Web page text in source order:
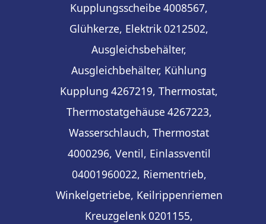
Kupplungsscheibe 4008567,
Glühkerze, Elektrik0212502,
Ausgleichsbehälter,
Ausgleichbehälter, Kühlung
Kupplung 4267219, Thermostat,
Thermostatgehäuse 4267223,
Wasserschlauch, Thermostat
4000296, Ventil, Einlassventil
04001960022, Riementrieb,
Winkelgetriebe, Keilrippenriemen
Kreuzgelenk0201155,